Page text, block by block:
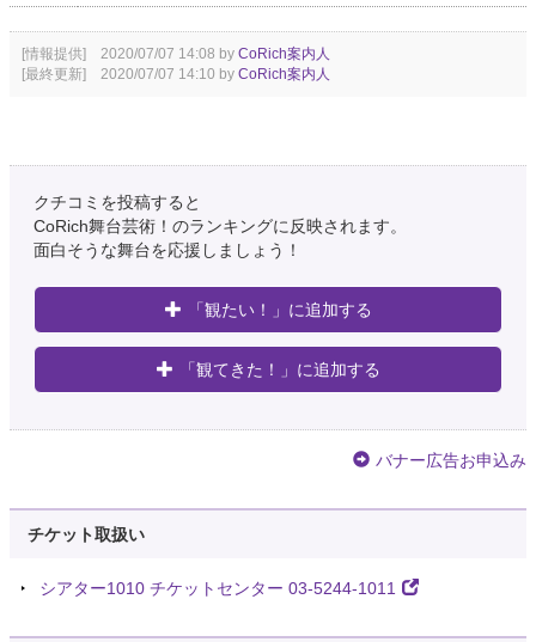
[情報提供] 2020/07/07 14:08 by CoRich案内人
[最終更新] 2020/07/07 14:10 by CoRich案内人
クチコミを投稿すると
CoRich舞台芸術！のランキングに反映されます。
面白そうな舞台を応援しましょう！
「観たい！」に追加する
「観てきた！」に追加する
バナー広告お申込み
チケット取扱い
シアター1010 チケットセンター 03-5244-1011